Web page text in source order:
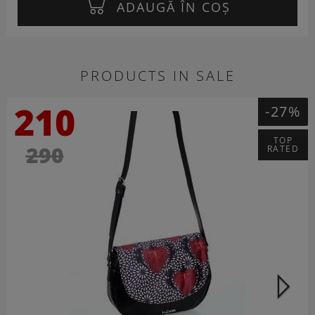
ADAUGĂ ÎN COȘ
PRODUCTS IN SALE
210
290
-27%
TOP
RATED